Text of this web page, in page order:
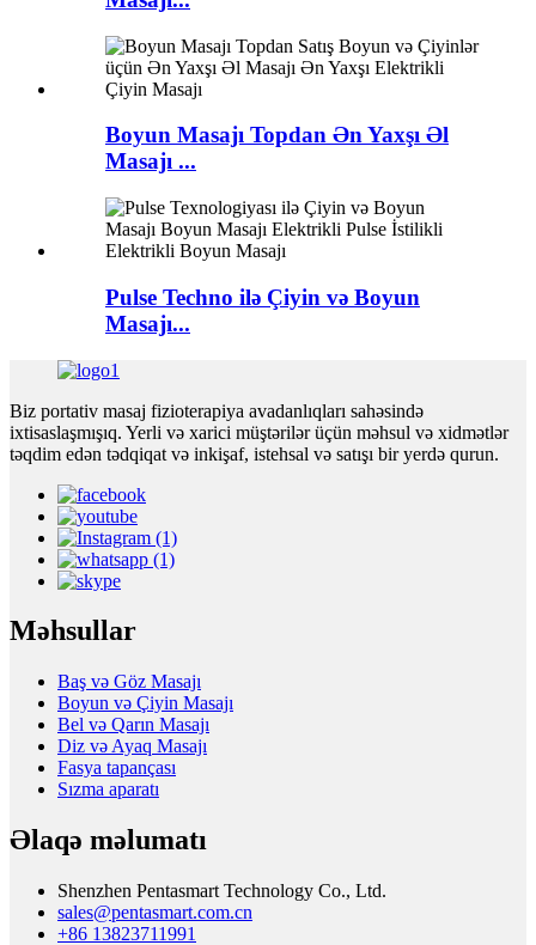
Boyun Masajı Topdan Ən Yaxşı Əl
Masajı ...
Pulse Techno ilə Çiyin və Boyun
Masajı...
Biz portativ masaj fizioterapiya avadanlıqları sahəsində
ixtisaslaşmışıq. Yerli və xarici müştərilər üçün məhsul və xidmətlər
təqdim edən tədqiqat və inkişaf, istehsal və satışı bir yerdə qurun.
Məhsullar
Baş və Göz Masajı
Boyun və Çiyin Masajı
Bel və Qarın Masajı
Diz və Ayaq Masajı
Fasya tapançası
Sızma aparatı
Əlaqə məlumatı
Shenzhen Pentasmart Technology Co., Ltd.
sales@pentasmart.com.cn
+86 13823711991